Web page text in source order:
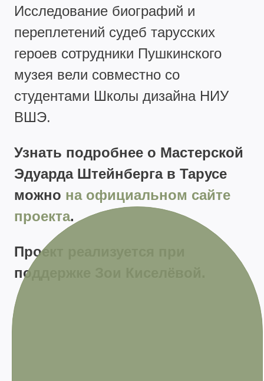
Исследование биографий и
переплетений судеб тарусских
героев сотрудники Пушкинского
музея вели совместно со
студентами Школы дизайна НИУ
ВШЭ.
Узнать подробнее о Мастерской
Эдуарда Штейнберга в Тарусе
можно на официальном сайте
проекта.
Проект реализуется при
поддержке Зои Киселёвой.